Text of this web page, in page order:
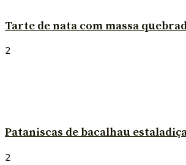
Tarte de nata com massa
2
Pataniscas de bacalhau
2